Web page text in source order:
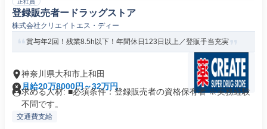
正社員
登録販売者ードラッグストア
株式会社クリエイトエス・ディー
賞与年2回！残業8.5h以下！年間休日123日以上／登販手当充実
神奈川県大和市上和田
月給20万8000円～32万円
求める人材: ■必須条件：登録販売者の資格保有者 ※実務経験
不問です。
交通費支給